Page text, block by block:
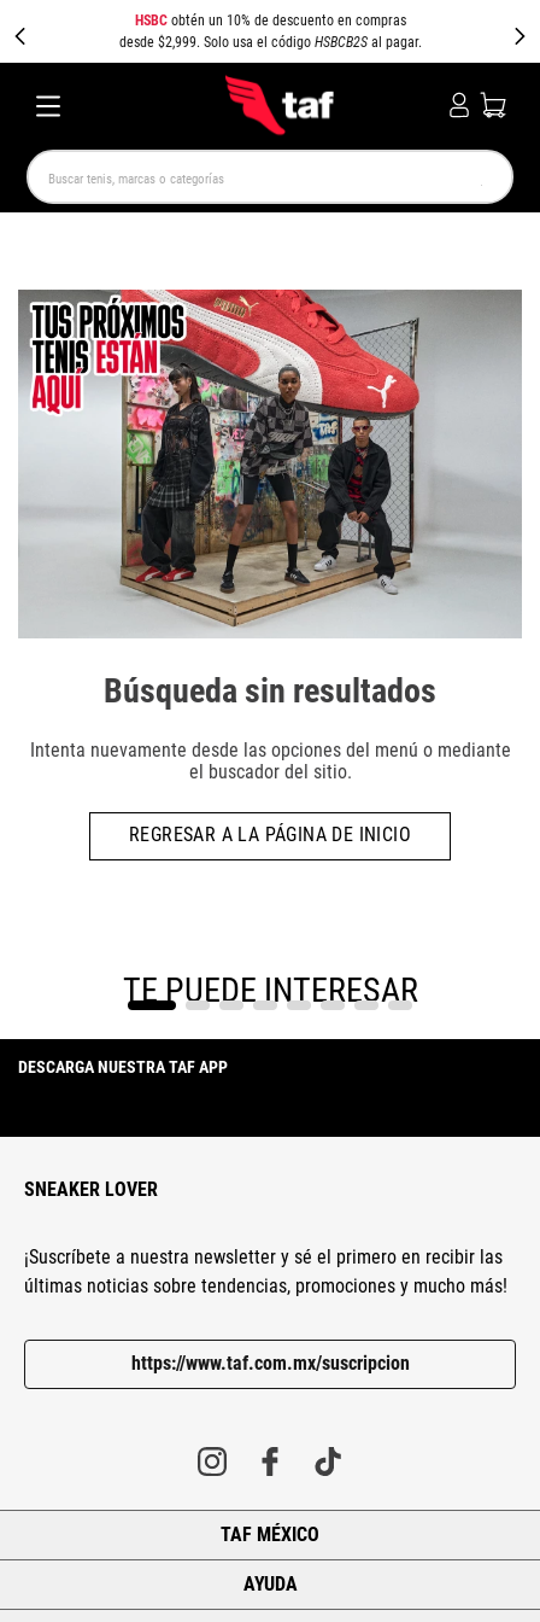
HSBCobtén un 10% de descuento en compras
desde $2,999. Solo usa el código HSBCB2Sal pagar.
Buscar tenis, marcas o categorías
Búsqueda sin resultados
Intenta nuevamente desde las opciones del menú o mediante
el buscador del sitio.
REGRESAR A LA PÁGINA DE INICIO
TE PUEDE INTERESAR
DESCARGA NUESTRA TAF APP
SNEAKER LOVER
¡Suscríbete a nuestra newsletter y sé el primero en recibir las
últimas noticias sobre tendencias, promociones y mucho más!
https://www.taf.com.mx/suscripcion
TAF MÉXICO
AYUDA
SPEEDCAT JORDAN 1 SPEZIAL
CAMPUS AIR MAX